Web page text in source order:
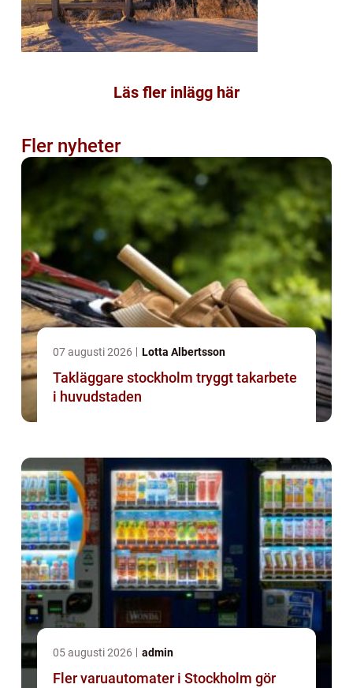
Läs fler inlägg här
Fler nyheter
07 augusti 2026 Lotta Albertsson
Takläggare stockholm tryggt takarbete
i huvudstaden
05 augusti 2026 admin
Fler varuautomater i Stockholm gör